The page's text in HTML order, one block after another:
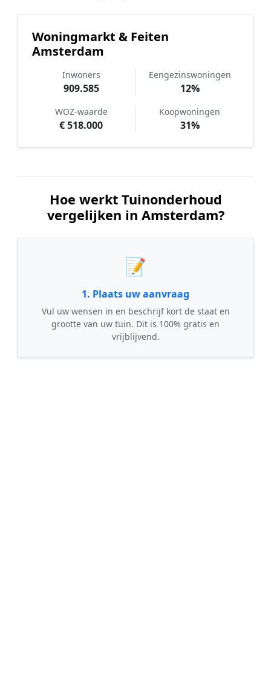
Woningmarkt & Feiten
Amsterdam
Inwoners
909.585
Eengezinswoningen
12%
WOZ-waarde
€ 518.000
Koopwoningen
31%
Hoe werkt Tuinonderhoud
vergelijken in Amsterdam?
📝
1. Plaats uw aanvraag
Vul uw wensen in en beschrijf kort de staat en
grootte van uw tuin. Dit is 100% gratis en
vrijblijvend.